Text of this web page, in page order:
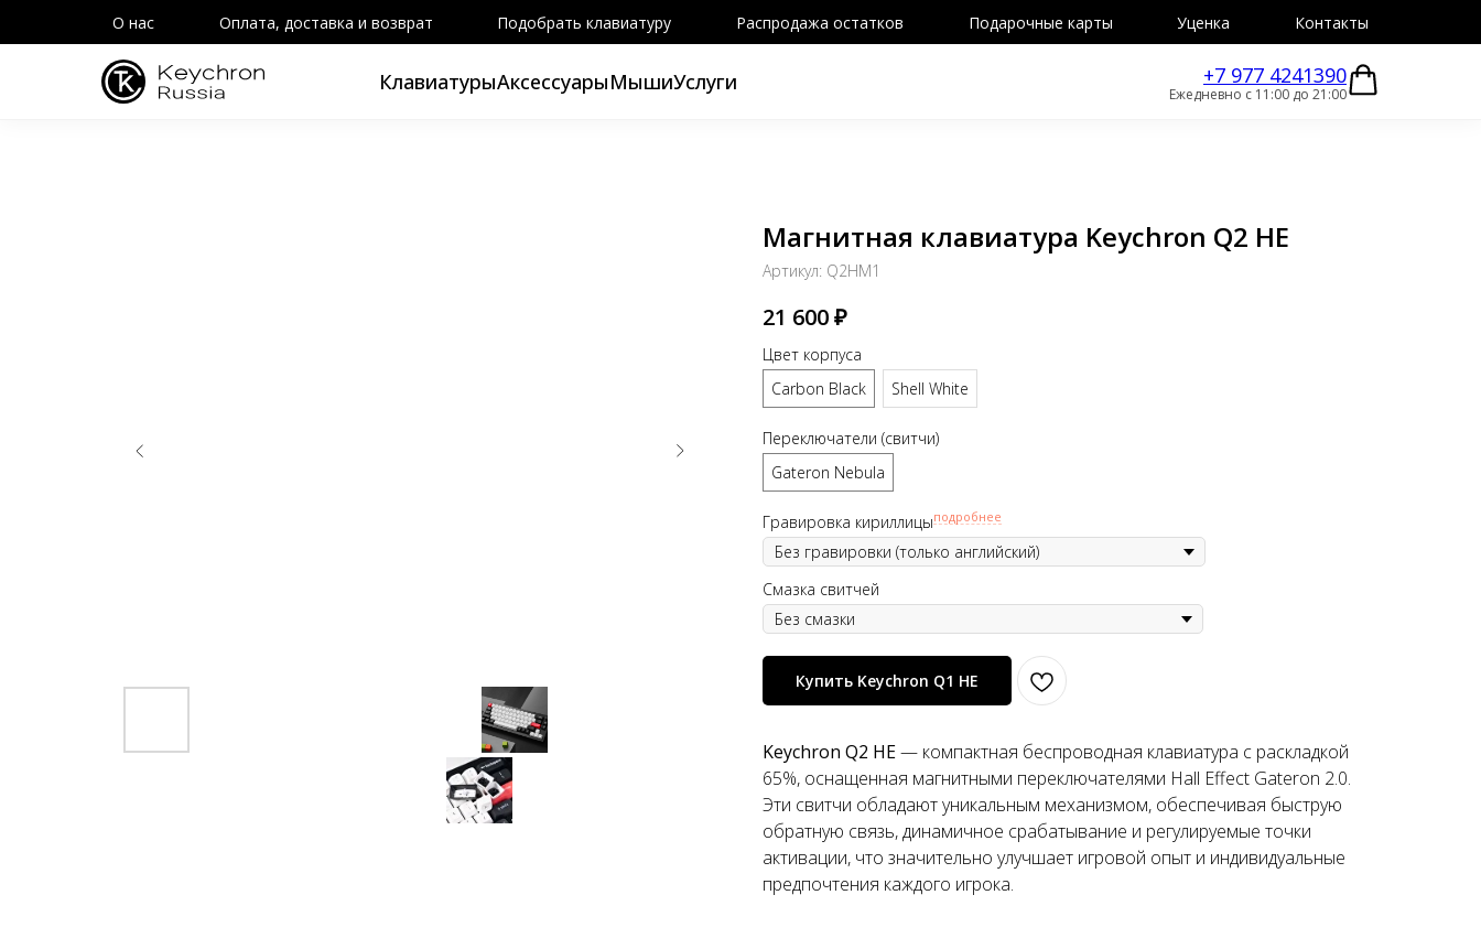
О нас Оплата, доставка и возврат Подобрать клавиатуру Распродажа остатков Подарочные карты Уценка Контакты
КлавиатурыАксессуарыМышиУслуги +7 977 4241390
Ежедневно с 11:00 до 21:00
Магнитная клавиатура Keychron Q2 HE
Артикул: Q2HM1
21 600₽
Цвет корпуса
Carbon Black
Shell White
Переключатели (свитчи)
Gateron Nebula
Гравировка кириллицыподробнее
Смазка свитчей
Купить Keychron Q1 HE
Keychron Q2 HE— компактная беспроводная клавиатура с раскладкой
65%, оснащенная магнитными переключателями Hall Effect Gateron 2.0.
Эти свитчи обладают уникальным механизмом, обеспечивая быструю
обратную связь, динамичное срабатывание и регулируемые точки
активации, что значительно улучшает игровой опыт и индивидуальные
предпочтения каждого игрока.